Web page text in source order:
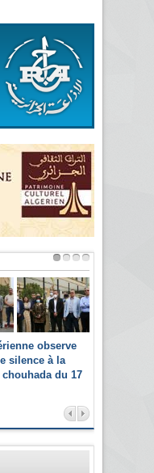
observe
silence à la
du 17